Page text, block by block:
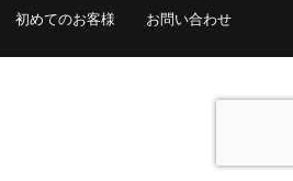
初めてのお客様 お問い合わせ